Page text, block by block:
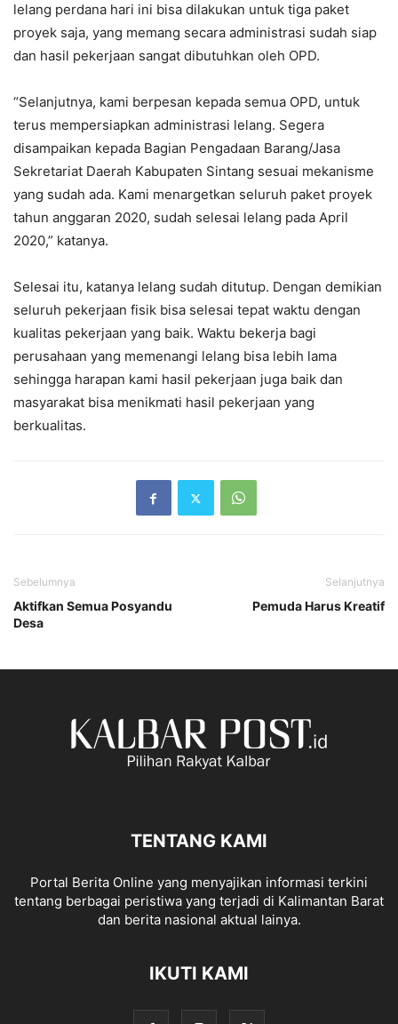
lelang perdana hari ini bisa dilakukan untuk tiga paket
proyek saja, yang memang secara administrasi sudah siap
dan hasil pekerjaan sangat dibutuhkan oleh OPD.
“Selanjutnya, kami berpesan kepada semua OPD, untuk
terus mempersiapkan administrasi lelang. Segera
disampaikan kepada Bagian Pengadaan Barang/Jasa
Sekretariat Daerah Kabupaten Sintang sesuai mekanisme
yang sudah ada. Kami menargetkan seluruh paket proyek
tahun anggaran 2020, sudah selesai lelang pada April
2020,” katanya.
Selesai itu, katanya lelang sudah ditutup. Dengan demikian
seluruh pekerjaan fisik bisa selesai tepat waktu dengan
kualitas pekerjaan yang baik. Waktu bekerja bagi
perusahaan yang memenangi lelang bisa lebih lama
sehingga harapan kami hasil pekerjaan juga baik dan
masyarakat bisa menikmati hasil pekerjaan yang
berkualitas.
Sebelumnya
Aktifkan Semua Posyandu
Desa
Selanjutnya
Pemuda Harus Kreatif
TENTANG KAMI
Portal Berita Online yang menyajikan informasi terkini
tentang berbagai peristiwa yang terjadi di Kalimantan Barat
dan berita nasional aktual lainya.
IKUTI KAMI